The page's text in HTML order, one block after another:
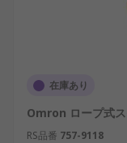
在庫あり
Omron ロープ式
RS品番 757-9118